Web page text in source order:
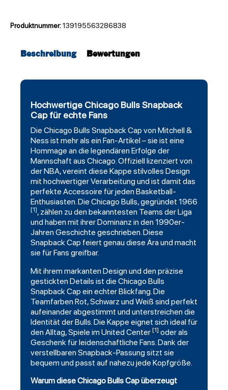
Produktnummer:139195563286838
Beschreibung Bewertungen
Hochwertige Chicago Bulls Snapback
Cap für echte Fans
Die Chicago Bulls Snapback Cap vonMitchell&
Ness ist mehr als ein Fan-Artikel – sie ist eine
Hommage an die legendären Erfolge der
Mannschaft aus Chicago. Offiziell lizenziert von
der NBA, vereint diese Kappe stilvolles Design
mit hochwertiger Verarbeitung und ist damit das
perfekte Accessoire für jeden Basketball-
Enthusiasten. Die Chicago Bulls, gegründet 1966
[1], zählen zu den bekanntesten Teams der Liga
und haben mit ihrer Dominanz in den 1990er-
Jahren Geschichte geschrieben. Diese
Snapback Cap feiert genau diese Ära und macht
sie für Fans greifbar.
Mit ihrem markanten Design und den präzise
gestickten Details ist die Chicago Bulls
Snapback Cap ein echter Blickfang. Die
Teamfarben Rot, Schwarz und Weiß sind perfekt
aufeinander abgestimmt und unterstreichen die
Identität der Bulls. Die Kappe eignet sich ideal für
den Alltag, Spiele im United Center [1] oder als
Geschenk für leidenschaftliche Fans. Dank der
verstellbaren Snapback-Passung sitzt sie
bequem und passt auf nahezu jede Kopfgröße.
Warum diese Chicago Bulls Cap überzeugt